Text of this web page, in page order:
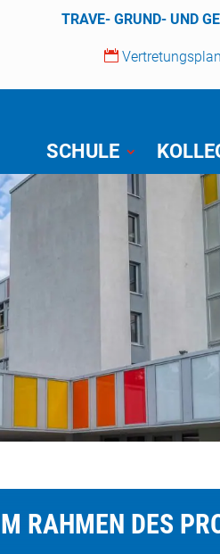
TRAVE- GRUND- UND

SCHULE
RAHMEN DES